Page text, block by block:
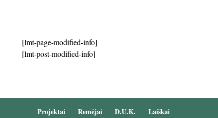
[lmt-page-modified-info]
[lmt-post-modified-info]
Projektai Remėjai D.U.K. Laiškai